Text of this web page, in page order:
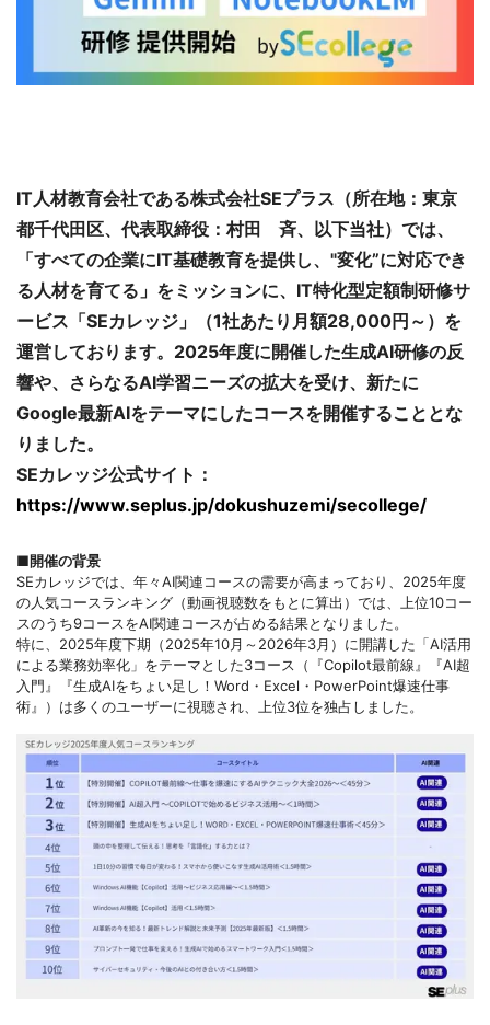
IT人材教育会社である株式会社SEプラス（所在地：東京
都千代田区、代表取締役：村田 斉、以下当社）では、
「すべての企業にIT基礎教育を提供し、"変化”に対応でき
る人材を育てる」をミッションに、IT特化型定額制研修サ
ービス「SEカレッジ」（1社あたり月額28,000円～）を
運営しております。2025年度に開催した生成AI研修の反
響や、さらなるAI学習ニーズの拡大を受け、新たに
Google最新AIをテーマにしたコースを開催することとな
りました。
SEカレッジ公式サイト：
https://www.seplus.jp/dokushuzemi/secollege/
■開催の背景
SEカレッジでは、年々AI関連コースの需要が高まっており、2025年度
の人気コースランキング（動画視聴数をもとに算出）では、上位10コー
スのうち9コースをAI関連コースが占める結果となりました。
特に、2025年度下期（2025年10月～2026年3月）に開講した「AI活用
による業務効率化」をテーマとした3コース（『Copilot最前線』『AI超
入門』『生成AIをちょい足し！Word・Excel・PowerPoint爆速仕事
術』）は多くのユーザーに視聴され、上位3位を独占しました。